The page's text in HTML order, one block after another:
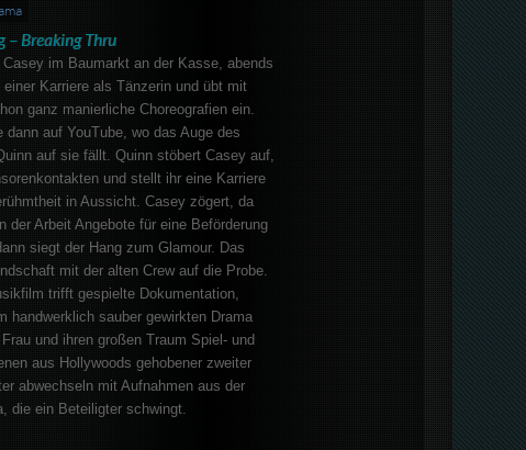
– Breaking Thru
im Baumarkt an der Kasse, abends
Karriere als Tänzerin und übt mit
ganz manierliche Choreografien ein.
dann auf YouTube, wo das Auge des
auf sie fällt. Quinn stöbert Casey auf,
und stellt ihr eine Karriere
in Aussicht. Casey zögert, da
der Arbeit Angebote für eine Beförderung
siegt der Hang zum Glamour. Das
mit der alten Crew auf die Probe.
trifft gespielte Dokumentation,
handwerklich sauber gewirkten Drama
und ihren großen Traum Spiel- und
aus Hollywoods gehobener zweiter
abwechseln mit Aufnahmen aus der
die ein Beteiligter schwingt.